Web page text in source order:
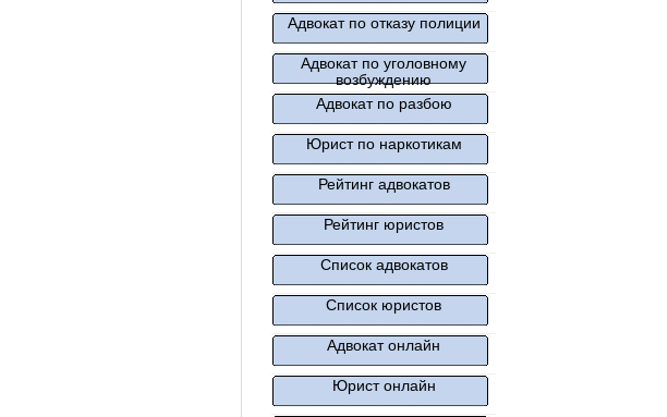
Адвокат по отказу полиции
Адвокат по уголовному
возбуждению
Адвокат по разбою
Юрист по наркотикам
Рейтинг адвокатов
Рейтинг юристов
Список адвокатов
Список юристов
Адвокат онлайн
Юрист онлайн